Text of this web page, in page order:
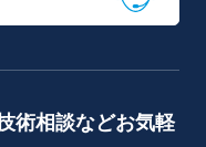
術相談などお気軽